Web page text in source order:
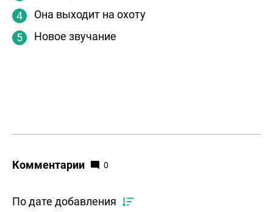
Она выходит на охоту
Новое звучание
Комментарии 0
По дате добавления